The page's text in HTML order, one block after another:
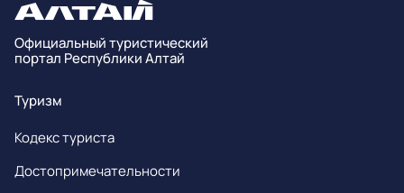
Официальный туристический
портал Республики Алтай
Туризм
Кодекс туриста
Достопримечательности